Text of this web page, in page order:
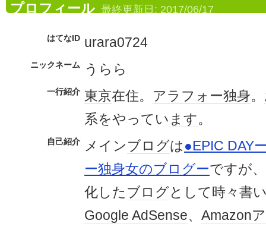
プロフィール 最終更新日: 2017/06/17
はてなID urara0724
ニックネーム うらら
一行紹介 東京在住。 アラフォー独身。
系をやってい ます。
自己紹介 メインブログは●EPIC DAY
ー独身女のブログーですが、
化した ブログとして時々書
Google AdSense、 Amazon